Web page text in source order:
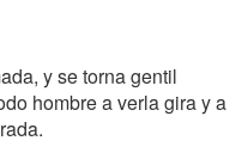
y se torna gentil
hombre a verla gira y a